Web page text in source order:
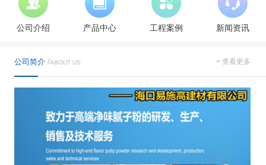
公司介绍 产品中心 工程案例 新闻资讯
公司简介 /ABOUT US + 查看更多